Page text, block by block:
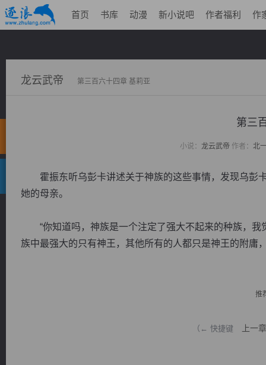
首页 书库 动漫 新小说吧 作者福利 作
龙云武帝 第三百六十四章 基莉亚
第三
小说： 龙云武帝 作者： 北
霍振东听乌彭卡讲述关于神族的这些事情，发现乌彭
她的母亲。
“你知道吗，神族是一个注定了强大不起来的种族，我
族中最强大的只有神王，其他所有的人都只是神王的附庸
推
（← 快捷键 上一章